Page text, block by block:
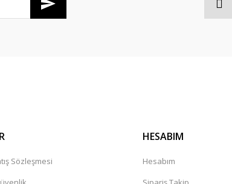
Sözleşmesi
HESABIM
Hesabım